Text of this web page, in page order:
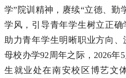
学”院训精神，赓续“立德、勤
学风，引导青年学生树立正确
助力青年学生明晰职业方向
母校办学92周年之际，2026年
生就业处在南安校区博艺文